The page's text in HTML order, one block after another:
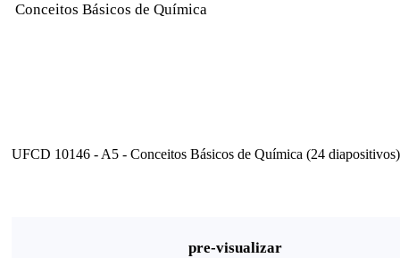
Conceitos Básicos de Química
UFCD 10146 - A5 - Conceitos Básicos de Química (24 diapositivos)
pre-visualizar